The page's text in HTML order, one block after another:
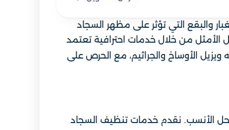
والبقع التي تؤثر على مظهر السجاد
الأمثل من خلال خدمات احترافية تعتمد
الأوساخ والجراثيم، مع الحرص على
الأنسب. نقدم خدمات تنظيف السجاد